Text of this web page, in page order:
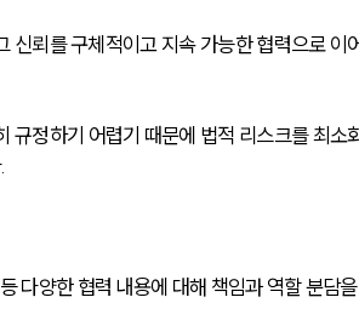
신뢰를 구체적이고 지속 가능한 협력으로 이
규정하기 어렵기 때문에 법적 리스크를 최소
다양한 협력 내용에 대해 책임과 역할 분담